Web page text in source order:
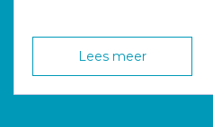
Lees meer